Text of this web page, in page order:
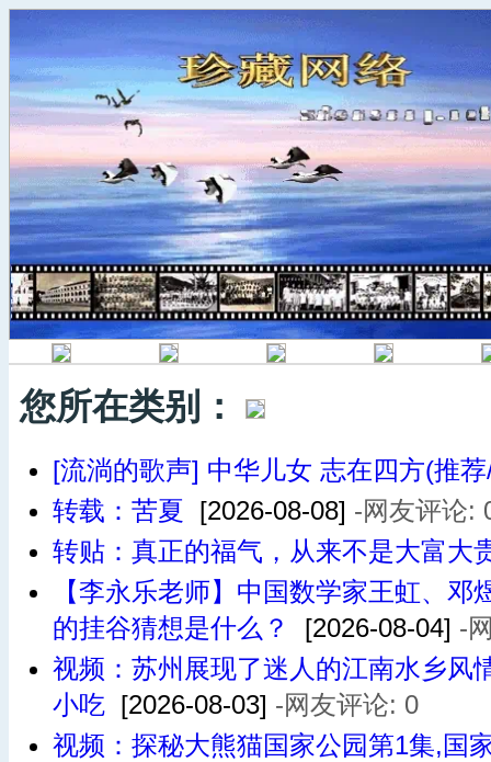
您所在类别：
[流淌的歌声] 中华儿女 志在四方(推
转载：苦夏 [2026-08-08] -网友评论:
转贴：真正的福气，从来不是大富大
【李永乐老师】中国数学家王虹、
的挂谷猜想是什么？
[2026-08-04] -
视频：苏州展现了迷人的江南水乡风
小吃 [2026-08-03] -网友评论: 0
视频：探秘大熊猫国家公园第1集,国